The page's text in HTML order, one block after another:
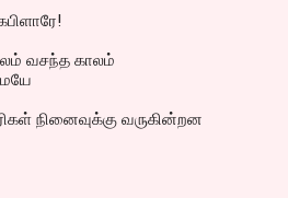
வசந்த காலம்
நினைவுக்கு வருகின்றன